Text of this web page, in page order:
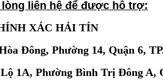
liên hệ để được hỗ trợ:
XÁC HẢI TÍN
Đông, Phường 14, Quận 6,
1A, Phường Bình Trị Đông A,